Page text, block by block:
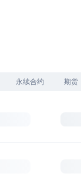
永续合约 期货